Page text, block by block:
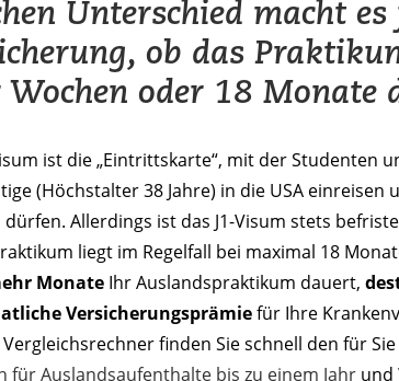
Unterschied macht
ob das
oder 18 Monate
ist die „Eintrittskarte“, mit der Studenten
(Höchstalter 38 Jahre) in die USA einreisen
Allerdings ist das J1-Visum stets
liegt im Regelfall bei maximal 18
Monate Ihr Auslandspraktikum dauert,
Versicherungsprämiefür Ihre
finden Sie schnell den für
für Auslandsaufenthalte bis zu einem Jahr und